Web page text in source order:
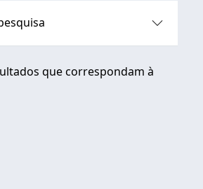
que correspondam à